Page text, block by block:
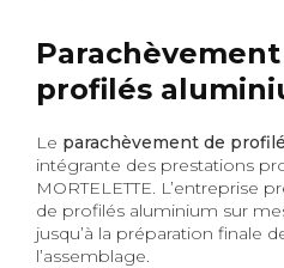
profilés
Le parachèvement de
intégrante des prestations
MORTELETTE. L’entreprise
de profilés aluminium sur
jusqu’à la préparation finale
l’assemblage.